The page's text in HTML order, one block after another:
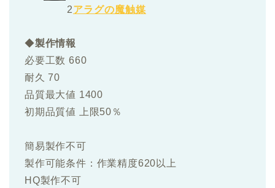
2アラグの魔触媒
◆製作情報
必要工数 660
耐久 70
品質最大値 1400
初期品質値 上限50％
簡易製作不可
製作可能条件：作業精度620以上
HQ製作不可